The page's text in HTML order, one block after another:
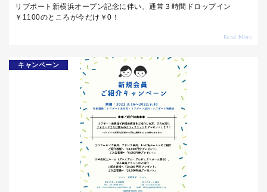
リブポート新横浜オープン記念に伴い、通常３時間ドロップイン
￥1100のところが今だけ￥0！
キャンペーン